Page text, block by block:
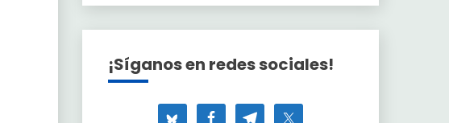
¡Síganos en redes sociales!